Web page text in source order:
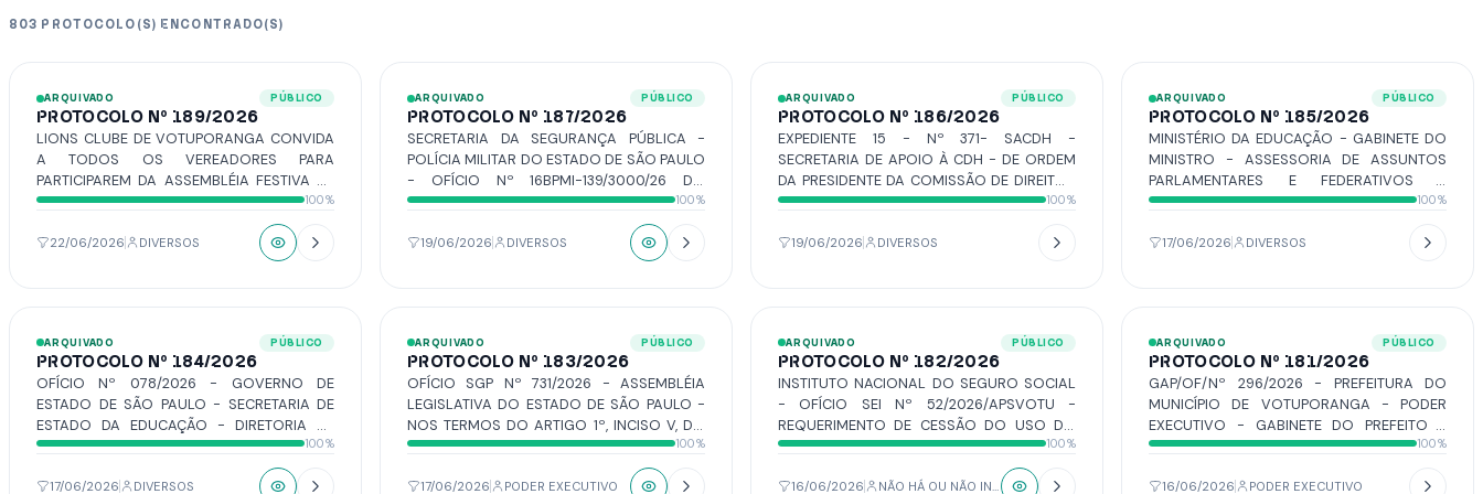
803 PROTOCOLO(S) ENCONTRADO(S)
ARQUIVADO PÚBLICO
PROTOCOLO Nº 189/2026
LIONS CLUBE DE VOTUPORANGA CONVIDA
A TODOS OS VEREADORES PARA
PARTICIPAREM DA ASSEMBLÉIA FESTIVA DE
POSSE DA NOVA DIRETORIA ANO
LEONÍSTICO 2026/2027 A SER REALIZADA
NO DIA 23/06/2026, ÀS 20H EM SUA SEDE
100%
22/06/2026 DIVERSOS
ARQUIVADO PÚBLICO
PROTOCOLO Nº 187/2026
SECRETARIA DA SEGURANÇA PÚBLICA -
POLÍCIA MILITAR DO ESTADO DE SÃO PAULO
- OFÍCIO Nº 16BPMI-139/3000/26 DO
COMANDANTE DA TERCEIRA COMPANHIA DE
POLÍCIA MILITAR - SOLICITA A UTILIZAÇÃO
DO PLENÁRIO NO DIA 23 DE JUNHO ÀS 19H
PARA REALIZAÇAO DE FORMATURA DO
100%
19/06/2026 DIVERSOS
ARQUIVADO PÚBLICO
PROTOCOLO Nº 186/2026
EXPEDIENTE 15 - Nº 371- SACDH -
SECRETARIA DE APOIO À CDH - DE ORDEM
DA PRESIDENTE DA COMISSÃO DE DIREITOS
HUMANOS E LEGISLAÇÃO PARTICIPATIVA DO
DAMARES ALVES, ACUSA O RECEBIMENTO
ROMANI, GASPAR, MARCÃO BRAZ, MEIDÃO,
NATIELLY GAMA, O WARTÃO, OSMAIR
FERRARI, RICARDO BOZO, SERGINHO DA
FARMÁCIA E VILMAR DA FARMÁCIA -
INFORMA QUE A MOÇÃO SERÁ JUNTADA À
TRAMITAÇÃO DA INDICAÇÃO Nº 6, DE 2026,
DE AUTORIA DA SENADORA DAMARES
100%
19/06/2026 DIVERSOS
ARQUIVADO PÚBLICO
PROTOCOLO Nº 185/2026
MINISTÉRIO DA EDUCAÇÃO - GABINETE DO
MINISTRO - ASSESSORIA DE ASSUNTOS
PARLAMENTARES E FEDERATIVOS -
ESPLANADA DOS MINISTÉRIOS –
3055/2026/ASPAR/GM/GM-MEC EM
100%
17/06/2026 DIVERSOS
ARQUIVADO PÚBLICO
PROTOCOLO Nº 184/2026
OFÍCIO Nº 078/2026 - GOVERNO DE
ESTADO DE SÃO PAULO - SECRETARIA DE
ESTADO DA EDUCAÇÃO - DIRETORIA DE
ENSINO - REGIÃO DE VOTUPORANGA - EE
PROFª. SARAH ARNOLDI BARBOSA -
SOLICITA CESSÃO DE USO DO PLENÁRIO NO
100%
17/06/2026 DIVERSOS
ARQUIVADO PÚBLICO
PROTOCOLO Nº 183/2026
OFÍCIO SGP Nº 731/2026 - ASSEMBLÉIA
LEGISLATIVA DO ESTADO DE SÃO PAULO -
NOS TERMOS DO ARTIGO 1º, INCISO V, DO
ATO DA MESA Nº 11, DE 2021, ENCAMINHA A
ESTA CASA DE LEIS CÓPIA DA APROVAÇÃO
DA MOÇÃO Nº429/2025.
100%
17/06/2026 PODER EXECUTIVO
ARQUIVADO PÚBLICO
PROTOCOLO Nº 182/2026
INSTITUTO NACIONAL DO SEGURO SOCIAL
- OFÍCIO SEI Nº 52/2026/APSVOTU -
REQUERIMENTO DE CESSÃO DO USO DO
PLENÁRIO, SALAS DE REUNIÃO E WIFI, NO DIA
03/07/2026, NO PERÍODO ENTRE 8H AS 16H.
100%
16/06/2026 NÃO HÁ OU NÃO INFORMADO
ARQUIVADO PÚBLICO
PROTOCOLO Nº 181/2026
GAP/OF/Nº 296/2026 - PREFEITURA DO
MUNICÍPIO DE VOTUPORANGA - PODER
EXECUTIVO - GABINETE DO PREFEITO -
ENCAMINHA RESPOSTA AO REQUERIMENTO
DÉBORA ROMANI.
100%
16/06/2026 PODER EXECUTIVO